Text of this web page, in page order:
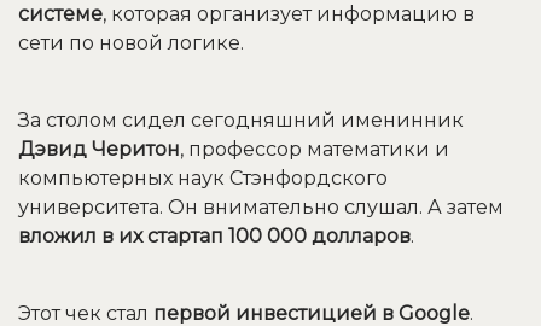
системе, которая организует информацию в
сети по новой логике.
За столом сидел сегодняшний именинник
Дэвид Черитон, профессор математики и
компьютерных наук Стэнфордского
университета. Он внимательно слушал. А затем
вложил в их стартап 100 000 долларов.
Этот чек стал первой инвестицией в Google.